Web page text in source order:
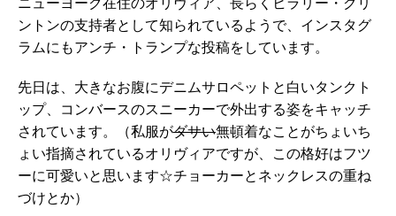
ントンの支持者として知られているようで、インスタグ
ラムにもアンチ・トランプな投稿をしています。
先日は、大きなお腹にデニムサロペットと白いタンクト
ップ、コンバースのスニーカーで外出する姿をキャッチ
されています。（私服がダサい無頓着なことがちょいち
ょい指摘されているオリヴィアですが、この格好はフツ
ーに可愛いと思います☆チョーカーとネックレスの重ね
づけとか）